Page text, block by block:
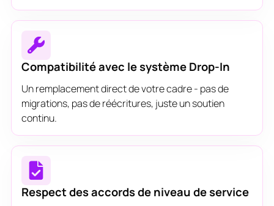
Compatibilité avec le système Drop-In
Un remplacement direct de votre cadre - pas de
migrations, pas de réécritures, juste un soutien
continu.
Respect des accords de niveau de service